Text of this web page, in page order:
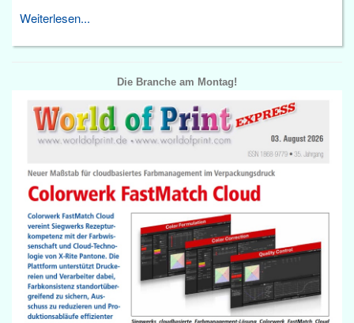
Weiterlesen...
Die Branche am Montag!